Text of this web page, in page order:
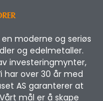
moderne og seriøs
og edelmetaller.
investeringmynter,
har over 30 år med
AS garanterer at
mål er å skape